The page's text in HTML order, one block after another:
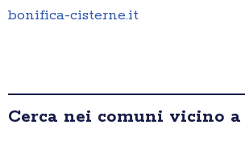
bonifica-cisterne.it
Cerca nei comuni vicino a